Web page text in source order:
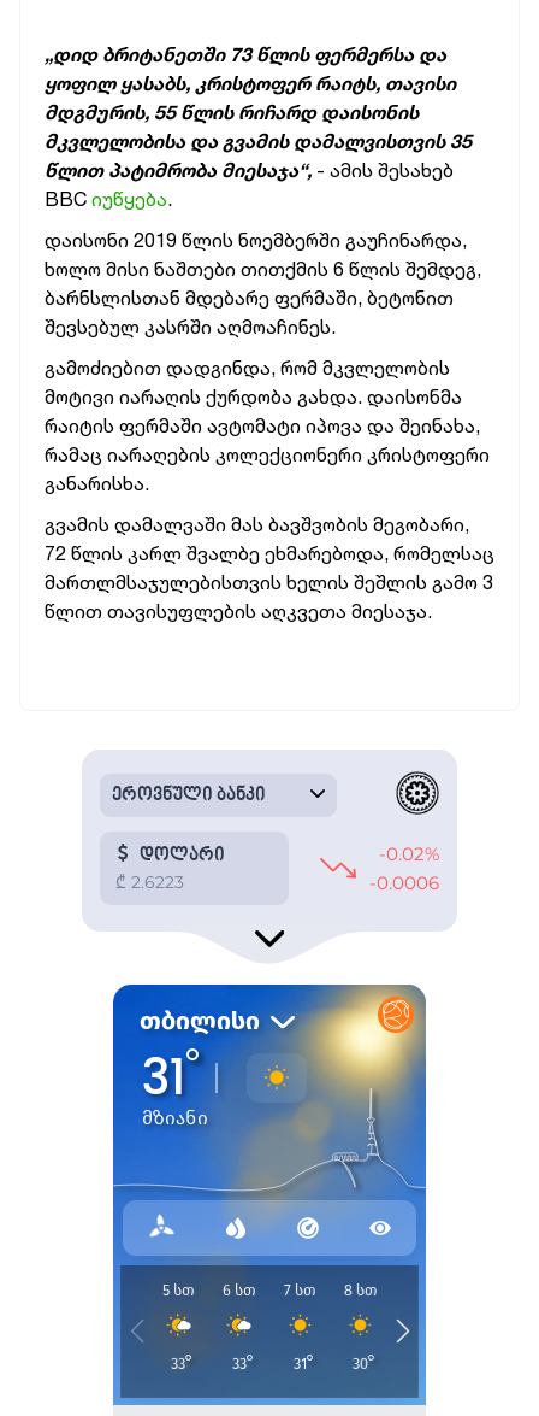
„დიდ ბრიტანეთში 73 წლის ფერმერსა და
ყოფილ ყასაბს, კრისტოფერ რაიტს, თავისი
მდგმურის, 55 წლის რიჩარდ დაისონის
მკვლელობისა და გვამის დამალვისთვის 35
წლით პატიმრობა მიესაჯა“, - ამის შესახებ
BBC იუწყება.
დაისონი 2019 წლის ნოემბერში გაუჩინარდა,
ხოლო მისი ნაშთები თითქმის 6 წლის შემდეგ,
ბარნსლისთან მდებარე ფერმაში, ბეტონით
შევსებულ კასრში აღმოაჩინეს.
გამოძიებით დადგინდა, რომ მკვლელობის
მოტივი იარაღის ქურდობა გახდა. დაისონმა
რაიტის ფერმაში ავტომატი იპოვა და შეინახა,
რამაც იარაღების კოლექციონერი კრისტოფერი
განარისხა.
გვამის დამალვაში მას ბავშვობის მეგობარი,
72 წლის კარლ შვალბე ეხმარებოდა, რომელსაც
მართლმსაჯულებისთვის ხელის შეშლის გამო 3
წლით თავისუფლების აღკვეთა მიესაჯა.